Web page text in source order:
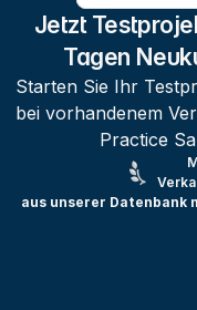
Jetzt
Tagen
Starten Sie Ihr
bei vorhandenem
Practice
aus unserer Datenbank